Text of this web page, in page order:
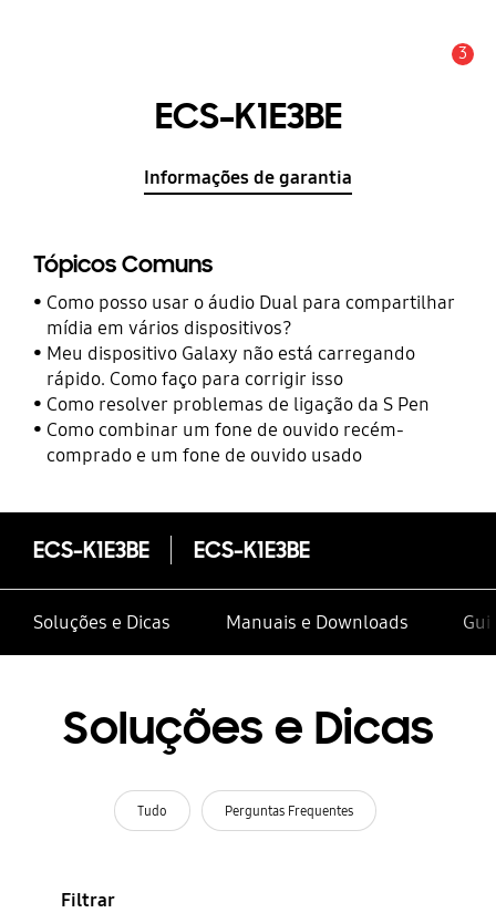
3
ECS-K1E3BE
Informações de garantia
Tópicos Comuns
Como posso usar o áudio Dual para compartilhar
mídia em vários dispositivos?
Meu dispositivo Galaxy não está carregando
rápido. Como faço para corrigir isso
Como resolver problemas de ligação da S Pen
Como combinar um fone de ouvido recém-
comprado e um fone de ouvido usado
ECS-K1E3BE ECS-K1E3BE
Soluções e Dicas Manuais e Downloads
Soluções e Dicas
Tudo Perguntas Frequentes
Filtrar